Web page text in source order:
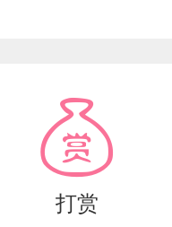
小白：“糙米
，零一去买精
我不敢上……”
双洁/种田/甜
打赏